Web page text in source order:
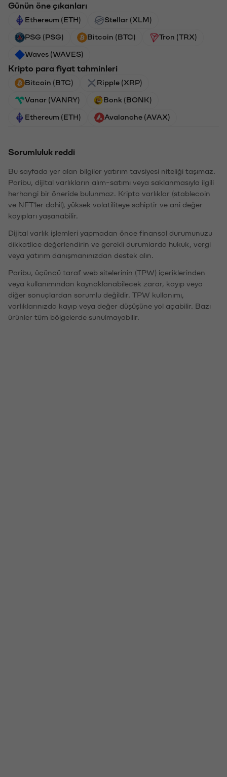
Günün öne çıkanları
Ethereum (ETH) Stellar (XLM)
PSG (PSG) Bitcoin (BTC) Tron (TRX)
Waves (WAVES)
Kripto para fiyat tahminleri
Bitcoin (BTC) Ripple (XRP)
Vanar (VANRY) Bonk (BONK)
Ethereum (ETH) Avalanche (AVAX)
Sorumluluk reddi
Bu sayfada yer alan bilgiler yatırım tavsiyesi niteliği taşımaz.
Paribu, dijital varlıkların alım-satımı veya saklanmasıyla ilgili
herhangi bir öneride bulunmaz. Kripto varlıklar (stablecoin
ve NFT'ler dahil), yüksek volatiliteye sahiptir ve ani değer
kayıpları yaşanabilir.
Dijital varlık işlemleri yapmadan önce finansal durumunuzu
dikkatlice değerlendirin ve gerekli durumlarda hukuk, vergi
veya yatırım danışmanınızdan destek alın.
Paribu, üçüncü taraf web sitelerinin (TPW) içeriklerinden
veya kullanımından kaynaklanabilecek zarar, kayıp veya
diğer sonuçlardan sorumlu değildir. TPW kullanımı,
varlıklarınızda kayıp veya değer düşüşüne yol açabilir. Bazı
ürünler tüm bölgelerde sunulmayabilir.